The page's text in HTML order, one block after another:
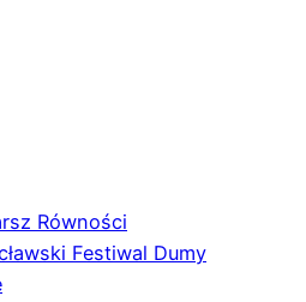
Równości
Festiwal Dumy